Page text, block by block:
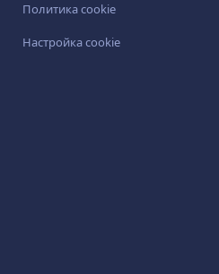
Политика cookie
Настройка cookie